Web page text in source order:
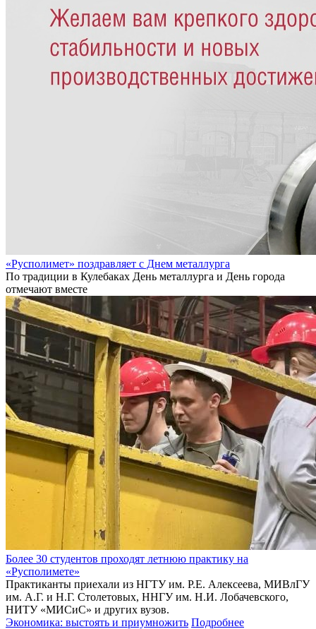
«Русполимет» поздравляет с Днем металлурга
По традиции в Кулебаках День металлурга и День города
отмечают вместе
Более 30 студентов проходят летнюю практику на
«Русполимете»
Практиканты приехали из НГТУ им. Р.Е. Алексеева, МИВлГУ
им. А.Г. и Н.Г. Столетовых, ННГУ им. Н.И. Лобачевского,
НИТУ «МИСиС» и других вузов.
Экономика: выстоять и приумножить Подробнее